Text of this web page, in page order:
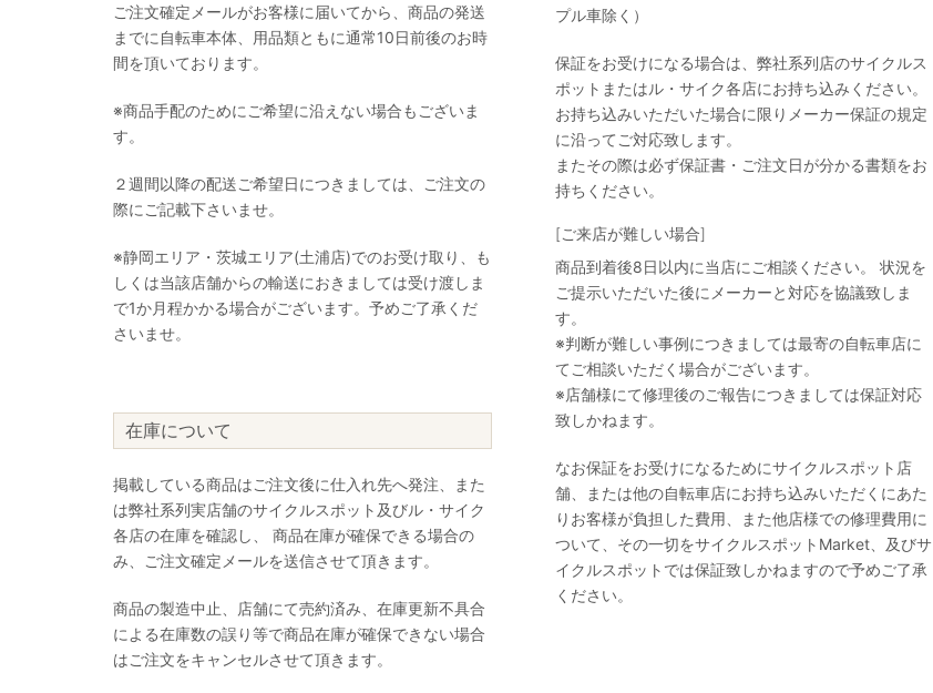
ご注文確定メールがお客様に届いてから、商品の発送
までに自転車本体、用品類ともに通常10日前後のお時
間を頂いております。
※商品手配のためにご希望に沿えない場合もございま
す。
２週間以降の配送ご希望日につきましては、ご注文の
際にご記載下さいませ。
※静岡エリア・茨城エリア(土浦店)でのお受け取り、も
しくは当該店舗からの輸送におきましては受け渡しま
で1か月程かかる場合がございます。予めご了承くだ
さいませ。
在庫について
掲載している商品はご注文後に仕入れ先へ発注、また
は弊社系列実店舗のサイクルスポット及びル・サイク
各店の在庫を確認し、 商品在庫が確保できる場合の
み、ご注文確定メールを送信させて頂きます。
商品の製造中止、店舗にて売約済み、在庫更新不具合
による在庫数の誤り等で商品在庫が確保できない場合
はご注文をキャンセルさせて頂きます。
プル車除く）
保証をお受けになる場合は、弊社系列店のサイクルス
ポットまたはル・サイク各店にお持ち込みください。
お持ち込みいただいた場合に限りメーカー保証の規定
に沿ってご対応致します。
またその際は必ず保証書・ご注文日が分かる書類をお
持ちください。
[ご来店が難しい場合]
商品到着後8日以内に当店にご相談ください。 状況を
ご提示いただいた後にメーカーと対応を協議致しま
す。
※判断が難しい事例につきましては最寄の自転車店に
てご相談いただく場合がございます。
※店舗様にて修理後のご報告につきましては保証対応
致しかねます。
なお保証をお受けになるためにサイクルスポット店
舗、または他の自転車店にお持ち込みいただくにあた
りお客様が負担した費用、また他店様での修理費用に
ついて、その一切をサイクルスポットMarket、及びサ
イクルスポットでは保証致しかねますので予めご了承
ください。